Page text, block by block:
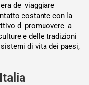
del viaggiare
costante con la
di promuovere la
e delle tradizioni
di vita dei paesi,